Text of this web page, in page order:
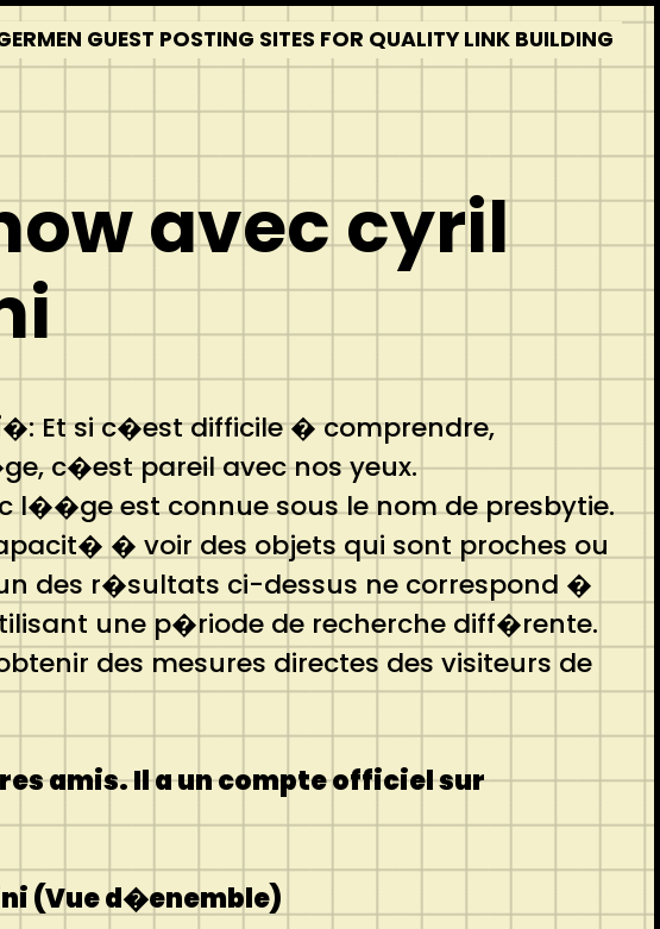
GUEST POSTING SITES FOR QUALITY LINK BUILDING
avec cyril
�: Et si c�est difficile � comprendre,
c�est pareil avec nos yeux.
l��ge est connue sous le nom de presbytie.
� voir des objets qui sont proches ou
des r�sultats ci-dessus ne correspond �
une p�riode de recherche diff�rente.
des mesures directes des visiteurs de
amis. Il a un compte officiel sur
(Vue d�enemble)